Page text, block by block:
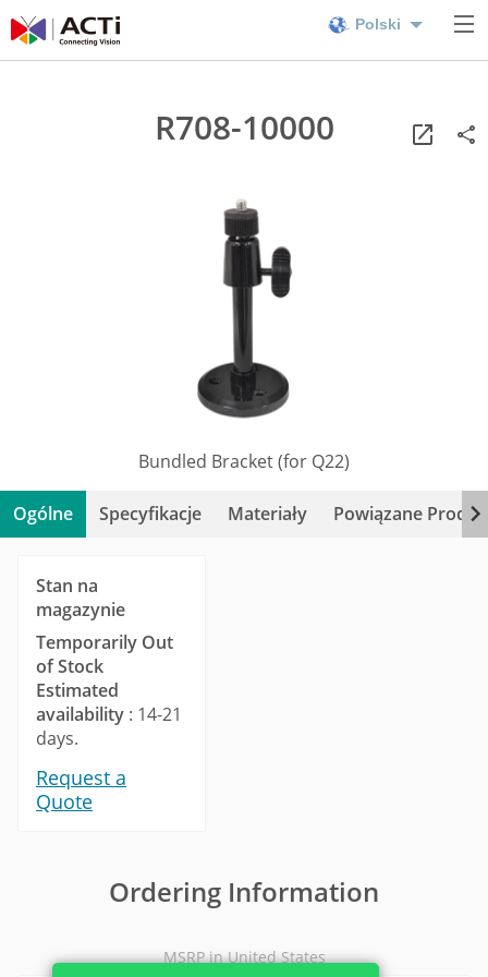
Polski
R708-10000
Bundled Bracket (for Q22)
Ogólne Specyfikacje Materiały Powiązane
Stan na
magazynie
Temporarily Out
of Stock
Estimated
availability : 14-21
days.
Request a
Quote
Ordering Information
MSRP in United States